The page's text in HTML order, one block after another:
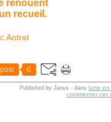
renouent
recueil.
Aotret
0
Published by Janus - dans lune en
commenter cet